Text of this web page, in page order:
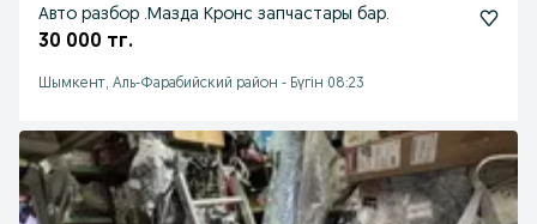
Авто разбор .Мазда Кронс запчастары бар.
30 000 тг.
Шымкент, Аль-Фарабийский район - Бүгін 08:23